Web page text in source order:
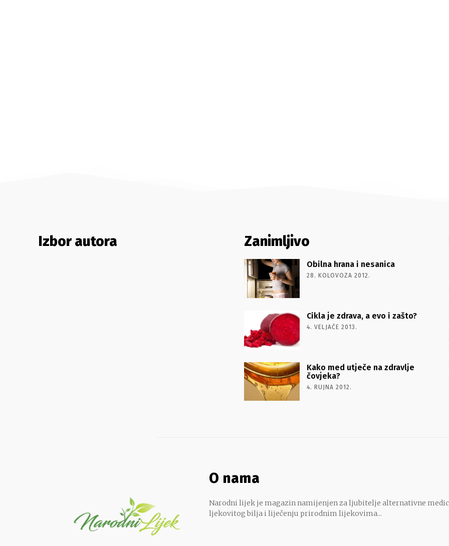
Izbor autora Zanimljivo
Obilna hrana i nesanica
28. KOLOVOZA 2012.
Cikla je zdrava, a evo i zašto?
4. VELJAČE 2013.
Kako med utječe na zdravlje
čovjeka?
4. RUJNA 2012.
O nama
Narodni lijek je magazin namijenjen za ljubitelje alternativne
ljekovitog bilja i liječenju prirodnim lijekovima...